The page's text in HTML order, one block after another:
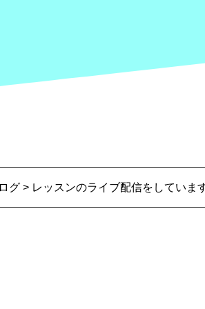
グ > レッスンのライブ配信をしていま